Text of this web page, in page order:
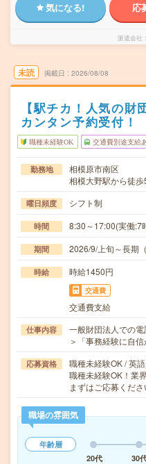
気になる! 応
派遣会社
未読 掲載日 2026/08/08
【駅チカ！人気の
カンタン予約受付！
職種未経験OK 交通費別途支給
勤務地
相模原市南区
相模大野駅から徒
曜日頻度 シフト制
時間 8:30～17:00(実働:7
期間 2026/9/上旬～長期
時給 時給1450円
交通費
交通費支給
仕事内容
一般財団法人での
＞「事務経験に自
応募資格
職種未経験OK / 英
職種未経験OK！業
まずはご応募くだ
職場の雰囲気
年齢層
20代
30